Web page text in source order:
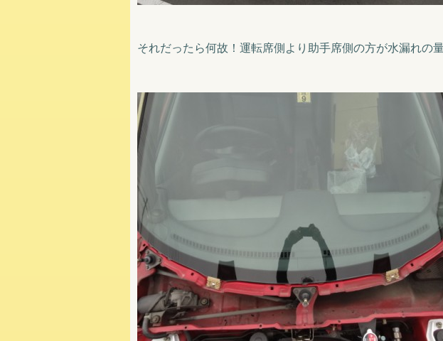
それだったら何故！運転席側より助手席側の方が水漏れの